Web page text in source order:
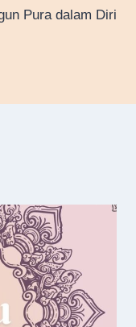
Pura dalam Diri